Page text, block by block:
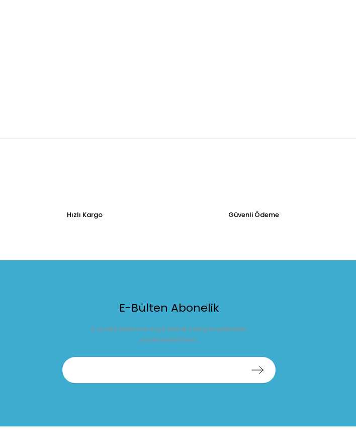
Hızlı Kargo Güvenli Ödeme
E-Bülten Abonelik
E-posta listemize kayıt olarak kampanyalardan
yararlanabilirsiniz.